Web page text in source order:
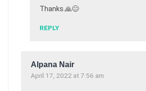
Thanks.🙏😊
REPLY
Alpana Nair
April 17, 2022 at 7:56 am